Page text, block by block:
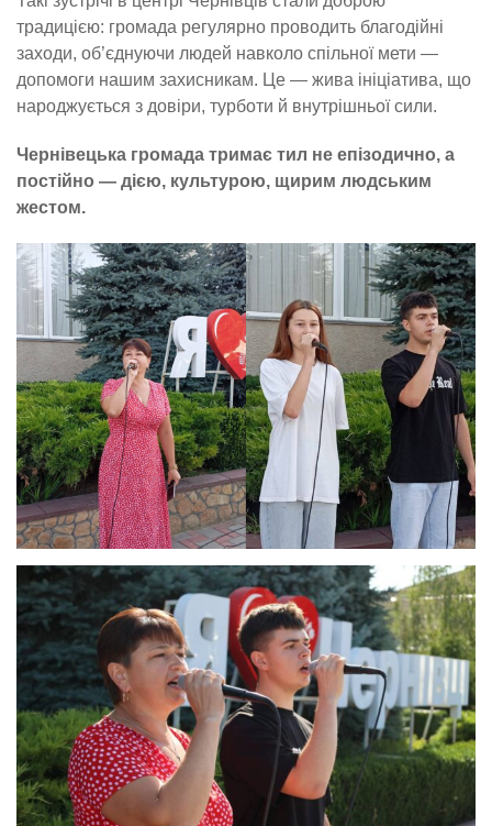
традицією: громада регулярно проводить благодійні
заходи, об’єднуючи людей навколо спільної мети —
допомоги нашим захисникам. Це — жива ініціатива, що
народжується з довіри, турботи й внутрішньої сили.
Чернівецька громада тримає тил не епізодично, а
постійно — дією, культурою, щирим людським
жестом.